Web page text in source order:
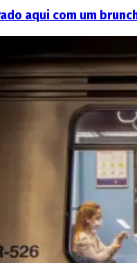
aqui com um